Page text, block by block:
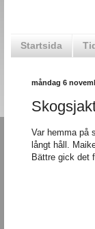
Startsida
måndag 6
Var hemma på
långt håll.
Bättre gick det